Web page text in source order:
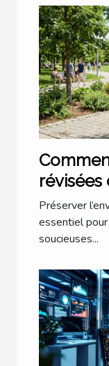
Préserver
essentiel
soucieuses...